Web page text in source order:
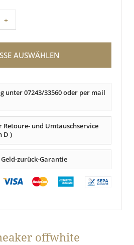
+
AUSWÄHLEN
unter 07243/33560 oder per mail
Retoure- und Umtauschservice
D )
Geld-zurück-Garantie
offwhite